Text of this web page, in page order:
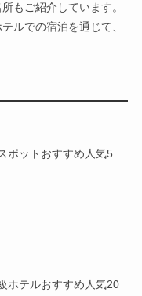
もご紹介しています。
ルでの宿泊を通じて、
ポットおすすめ人気5
ホテルおすすめ人気20